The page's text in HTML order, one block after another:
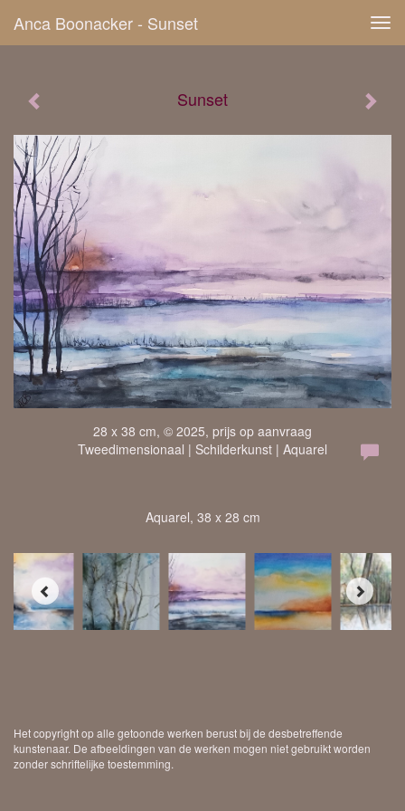
Anca Boonacker - Sunset
Sunset
28 x 38 cm, © 2025, prijs op aanvraag
Tweedimensionaal | Schilderkunst | Aquarel
Aquarel, 38 x 28 cm
Het copyright op alle getoonde werken berust bij de desbetreffende
kunstenaar. De afbeeldingen van de werken mogen niet gebruikt worden
zonder schriftelijke toestemming.